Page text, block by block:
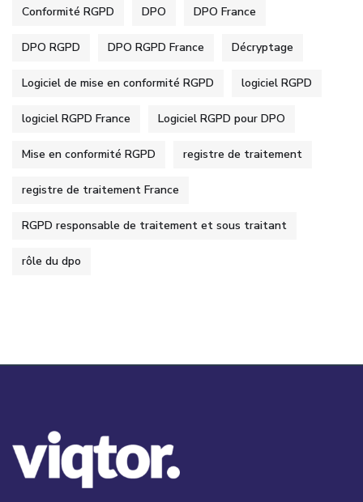
Conformité RGPD DPO DPO France
DPO RGPD DPO RGPD France Décryptage
Logiciel de mise en conformité RGPD logiciel RGPD
logiciel RGPD France Logiciel RGPD pour DPO
Mise en conformité RGPD registre de traitement
registre de traitement France
RGPD responsable de traitement et sous traitant
rôle du dpo